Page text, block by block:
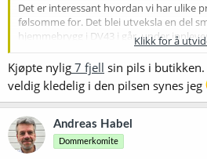
Det er interessant hvordan vi har ulike
følsomme for. Det blei utveksla en del
hjemmebrygg i DV43 i går, under
Oslomesterskapet, og jeg hadde bl.a.
andel H2S i aromaen - mener jeg. Da
at svoveldunsten var nærmest pinlig
ikke akkurat var uerfarne brygere, var
Nja, kanskje. Jo, når de kjente godt
vanlig følsom for H2S. Jeg kjente den i
hadde tatt med en boks av.
Klikk for å
Kjøpte nylig 7 fjell sin pils i
veldig kledelig i den pilsen synes jeg
Andreas Habel
Dommerkomite